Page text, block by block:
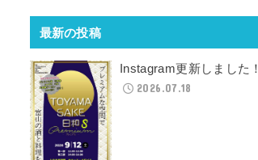
最新の投稿
Instagram更新しました！
2026.07.18